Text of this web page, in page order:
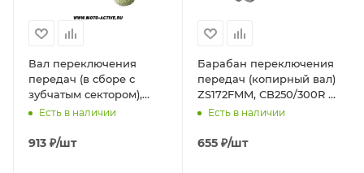
Вал переключения
передач (в сборе с
зубчатым сектором),
ведомый
Есть в наличии
913 ₽/шт
Барабан переключения
передач (копирный вал)
ZS172FMM, СB250/300R 4
клапана
Есть в наличии
655 ₽/шт